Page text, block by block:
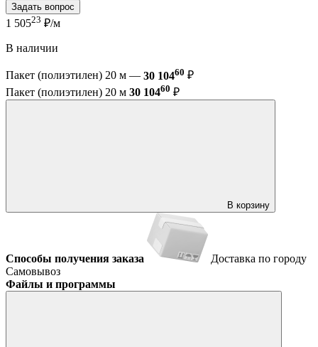
Задать вопрос
1 50523 ₽/м
В наличии
Пакет (полиэтилен) 20 м — 30 10460 ₽
Пакет (полиэтилен) 20 м 30 10460 ₽
В корзину
Способы получения заказа
Доставка по городу
Самовывоз
Файлы и программы